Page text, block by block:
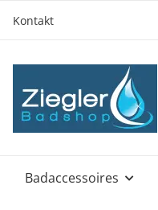
Kontakt
Badaccessoires